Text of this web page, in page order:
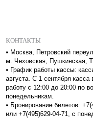
КОНТАКТЫ
• Москва, Петровский
м. Чеховская, Пушкинская,
• График работы кассы:
августа. С 1 сентября касса
работу с 12:00 до 20:00 по
понедельникам.
• Бронирование билетов:
или +7(495)629-04-71, с